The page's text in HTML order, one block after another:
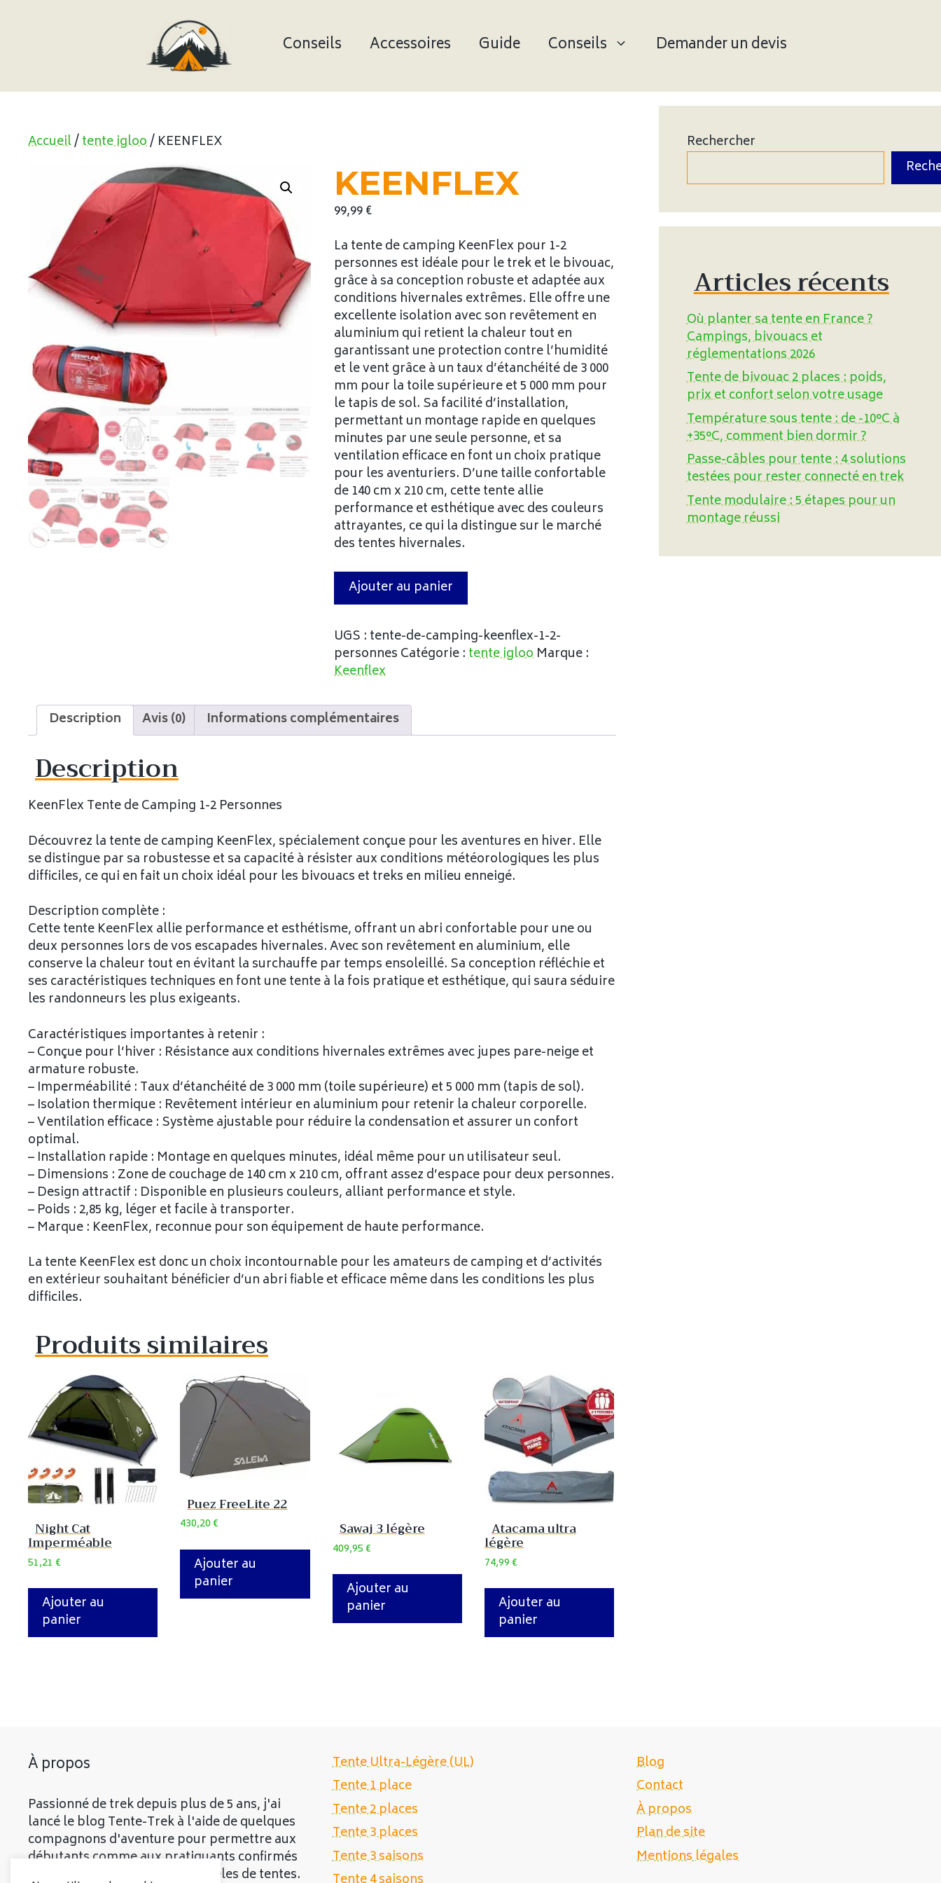
Conseils Accessoires Guide Conseils Demander un devis
Accueil/tente igloo/ KEENFLEX
KEENFLEX
99,99€
La tente de camping KeenFlex pour 1-2
personnes est idéale pour le trek et le bivouac,
grâce à sa conception robuste et adaptée aux
conditions hivernales extrêmes. Elle offre une
excellente isolation avec son revêtement en
aluminium qui retient la chaleur tout en
garantissant une protection contre l’humidité
et le vent grâce à un taux d’étanchéité de 3 000
mm pour la toile supérieure et 5 000 mm pour
le tapis de sol. Sa facilité d’installation,
permettant un montage rapide en quelques
minutes par une seule personne, et sa
ventilation efficace en font un choix pratique
pour les aventuriers. D’une taille confortable
de 140 cm x 210 cm, cette tente allie
performance et esthétique avec des couleurs
attrayantes, ce qui la distingue sur le marché
des tentes hivernales.
Ajouter au panier
UGS : tente-de-camping-keenflex-1-2-
personnes Catégorie :tente igloo Marque :
Keenflex
Description Avis (0) Informations complémentaires
Description
KeenFlex Tente de Camping 1-2 Personnes
Découvrez la tente de camping KeenFlex, spécialement conçue pour les aventures en hiver. Elle
se distingue par sa robustesse et sa capacité à résister aux conditions météorologiques les plus
difficiles, ce qui en fait un choix idéal pour les bivouacs et treks en milieu enneigé.
Description complète :
Cette tente KeenFlex allie performance et esthétisme, offrant un abri confortable pour une ou
deux personnes lors de vos escapades hivernales. Avec son revêtement en aluminium, elle
conserve la chaleur tout en évitant la surchauffe par temps ensoleillé. Sa conception réfléchie et
ses caractéristiques techniques en font une tente à la fois pratique et esthétique, qui saura séduire
les randonneurs les plus exigeants.
Caractéristiques importantes à retenir :
– Conçue pour l’hiver : Résistance aux conditions hivernales extrêmes avec jupes pare-neige et
armature robuste.
– Imperméabilité : Taux d’étanchéité de 3 000 mm (toile supérieure) et 5 000 mm (tapis de sol).
– Isolation thermique : Revêtement intérieur en aluminium pour retenir la chaleur corporelle.
– Ventilation efficace : Système ajustable pour réduire la condensation et assurer un confort
optimal.
– Installation rapide : Montage en quelques minutes, idéal même pour un utilisateur seul.
– Dimensions : Zone de couchage de 140 cm x 210 cm, offrant assez d’espace pour deux personnes.
– Design attractif : Disponible en plusieurs couleurs, alliant performance et style.
– Poids : 2,85 kg, léger et facile à transporter.
– Marque : KeenFlex, reconnue pour son équipement de haute performance.
La tente KeenFlex est donc un choix incontournable pour les amateurs de camping et d’activités
en extérieur souhaitant bénéficier d’un abri fiable et efficace même dans les conditions les plus
difficiles.
Produits similaires
Night Cat
Imperméable
51,21 €
Ajouter au
panier
Puez FreeLite 22
430,20€
Ajouter au
panier
Sawaj 3 légère
409,95€
Ajouter au
panier
Atacama ultra
légère
74,99€
Ajouter au
panier
Rechercher
Articles récents
Où planter sa tente en France ?
Campings, bivouacs et
réglementations 2026
Tente de bivouac 2 places : poids,
prix et confort selon votre usage
Température sous tente : de -10°C à
+35°C, comment bien dormir ?
Passe-câbles pour tente : 4 solutions
testées pour rester connecté en trek
Tente modulaire : 5 étapes pour un
montage réussi
À propos
Passionné de trek depuis plus de 5 ans, j'ai
lancé le blog Tente-Trek à l'aide de quelques
compagnons d'aventure pour permettre aux
débutants comme aux pratiquants confirmés
de découvrir les meilleurs modèles de tentes.
Tente Ultra-Légère (UL)
Tente 1 place
Tente 2 places
Tente 3 places
Tente 3 saisons
Blog
Contact
À propos
Plan de site
Mentions légales